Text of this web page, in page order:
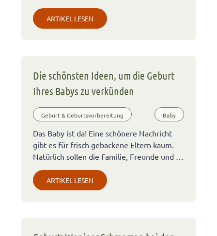
ARTIKEL LESEN
Die schönsten Ideen, um die Geburt
Ihres Babys zu verkünden
Geburt & Geburtsvorbereitung Baby
Das Baby ist da! Eine schönere Nachricht
gibt es für frisch gebackene Eltern kaum.
Natürlich sollen die Familie, Freunde und …
ARTIKEL LESEN